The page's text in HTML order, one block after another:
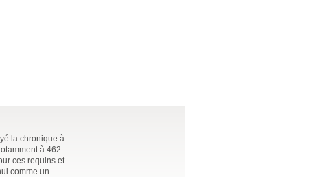
la chronique à
à 462
ces requins et
comme un